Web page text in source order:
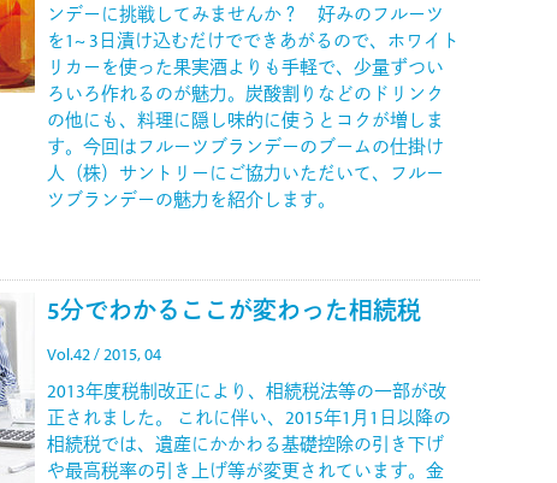
ンデーに挑戦してみませんか？ 好みのフルーツ
を1~ 3日漬け込むだけでできあがるので、ホワイト
リカーを使った果実酒よりも手軽で、少量ずつい
ろいろ作れるのが魅力。炭酸割りなどのドリンク
の他にも、料理に隠し味的に使うとコクが増しま
す。今回はフルーツブランデーのブームの仕掛け
人（株）サントリーにご協力いただいて、フルー
ツブランデーの魅力を紹介します。
5分でわかるここが変わった相続税
Vol.42 / 2015, 04
2013年度税制改正により、相続税法等の一部が改
正されました。 これに伴い、2015年1月1日以降の
相続税では、遺産にかかわる基礎控除の引き下げ
や最高税率の引き上げ等が変更されています。金